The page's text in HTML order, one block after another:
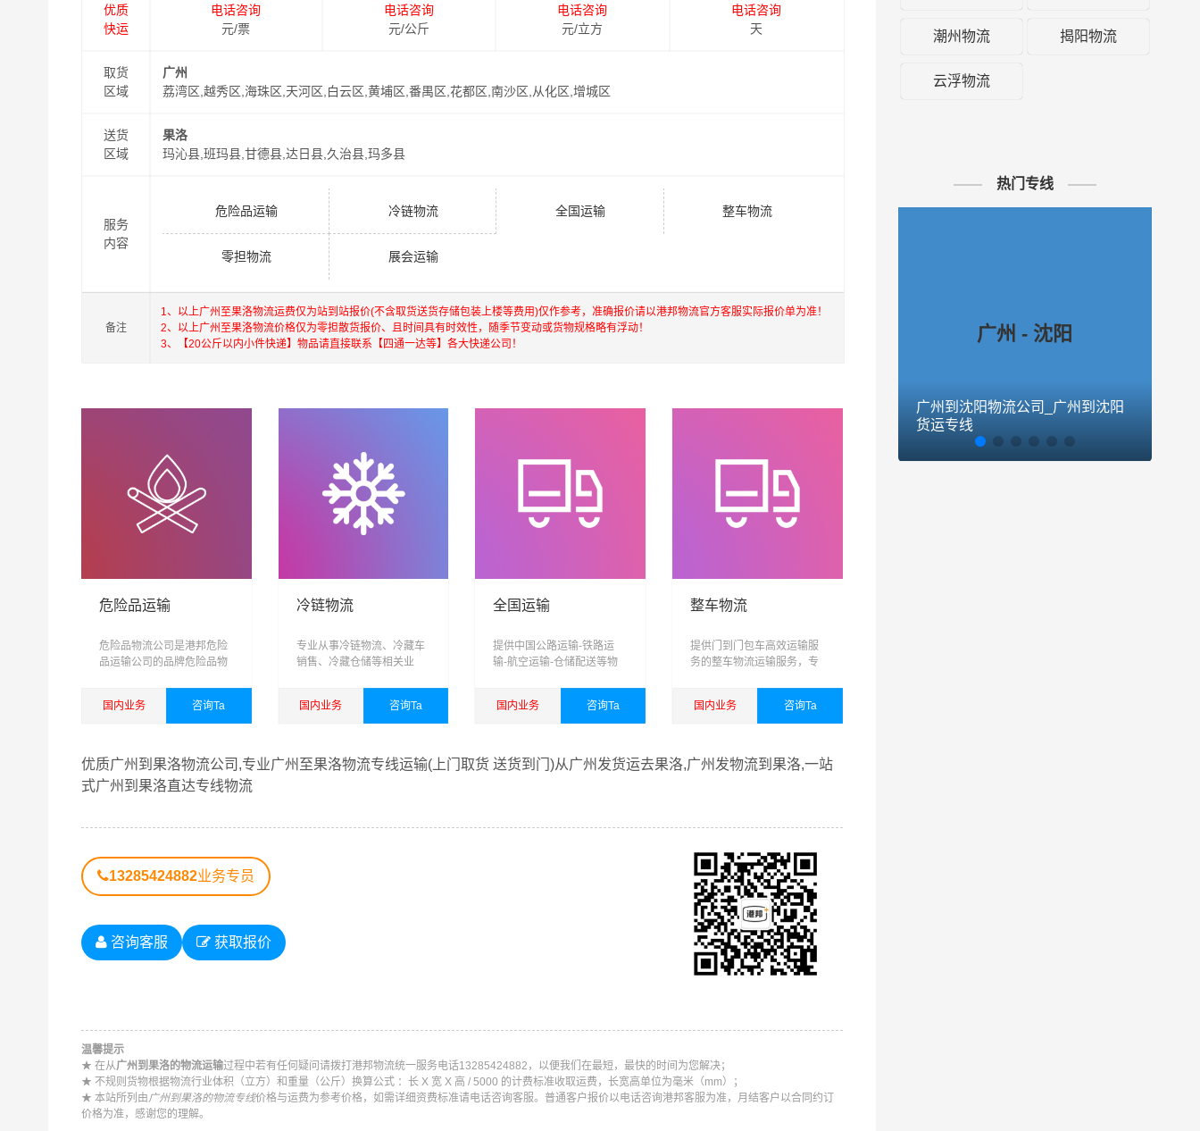
式从广州到果洛 门到门物流运输服务！
港邦在深圳，珠海，广州，北京，上海，武汉和香港，澳门，台湾等地具有优势的物流网络资源，依靠国内北京，上海，
货运代理，并提供上门取货，送货到门，货物打包，门到门运输等物流相关增值服务，同时在行业内率先开通内地至到香
港，澳门，台湾的物流往返运输业务，简化了货物进出口操作流程，减少了货物在途时间，提高了货物流通效率。公司秉
承优质服务的核心价值观，将一如既往地为更多的人和企业提供到更优质的广州到果洛物流公司,广州物流到果洛,广州至
果洛物流专线物流服务。
港邦秉承“用心呵护，值得托付”的服务理念，凭借广州至果洛物流的优质平台，始终致力于为客户提供优质高效的广州到
广州到果洛货运专线是港邦的优质品牌服务，我们一直多年的在为各行各业提供我们的物流服务，也得到了很多客户的认
可和口碑相传，如果您有意向选择我们，我们非常乐意为您解决物流相关问题。当然，还有很多优秀的物流公司也提供从
广州发物流到果洛的运输服务，您也可以多多咨询，找到合适您的物流服务商。
以下每条运输线路点击可查看详细说明
广州到青海物流公司
优质
快运
电话咨询
元/票
电话咨询
元/公斤
电话咨询
元/立方
电话咨询
天
取货
区域
广州
荔湾区,越秀区,海珠区,天河区,白云区,黄埔区,番禺区,花都区,南沙区,从化区,增城区
送货
区域
果洛
玛沁县,班玛县,甘德县,达日县,久治县,玛多县
服务
内容
危险品运输 冷链物流 全国运输 整车物流
零担物流 展会运输
备注
1、以上广州至果洛物流运费仅为站到站报价(不含取货送货存储包装上楼等费用)仅作参考，准确报价请以港邦物流官方客服实际报价单为准！
2、以上广州至果洛物流价格仅为零担散货报价、且时间具有时效性，随季节变动或货物规格略有浮动！
3、【20公斤以内小件快递】物品请直接联系【四通一达等】各大快递公司！
危险品运输
危险品物流公司是港邦危险
品运输公司的品牌危险品物
国内业务 咨询Ta
冷链物流
专业从事冷链物流、冷藏车
销售、冷藏仓储等相关业
域、网络化、信息化、智能
化、具有供应链管理能力的
国内业务 咨询Ta
全国运输
提供中国公路运输-铁路运
输-航空运输-仓储配送等物
国内业务 咨询Ta
整车物流
提供门到门包车高效运输服
务的整车物流运输服务，专
车运输方案
国内业务 咨询Ta
优质广州到果洛物流公司,专业广州至果洛物流专线运输(上门取货 送货到门)从广州发货运去果洛,广州发物流到果洛,一站
式广州到果洛直达专线物流
13285424882业务专员
咨询客服 获取报价
温馨提示
★ 在从广州到果洛的物流运输过程中若有任何疑问请拨打港邦物流统一服务电话13285424882，以便我们在最短，最快的时间为您解决；
★ 不规则货物根据物流行业体积（立方）和重量（公斤）换算公式 ：长 X 宽 X 高 / 5000 的计费标准收取运费，长宽高单位为毫米（mm）；
★ 本站所列由广州到果洛的物流专线价格与运费为参考价格，如需详细资费标准请电话咨询客服。普通客户报价以电话咨询港邦客服为准，月结客户以合同约订
价格为准，感谢您的理解。
潮州物流 揭阳物流
云浮物流
热门专线
广州 - 沈阳
广州到沈阳物流公司_广州到沈阳
货运专线